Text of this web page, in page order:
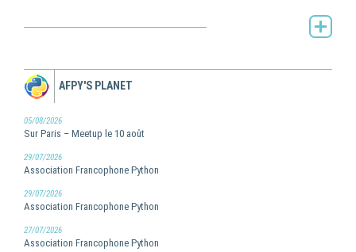
AFPY'S PLANET
05/08/2026
Sur Paris – Meetup le 10 août
29/07/2026
Association Francophone Python
29/07/2026
Association Francophone Python
27/07/2026
Association Francophone Python